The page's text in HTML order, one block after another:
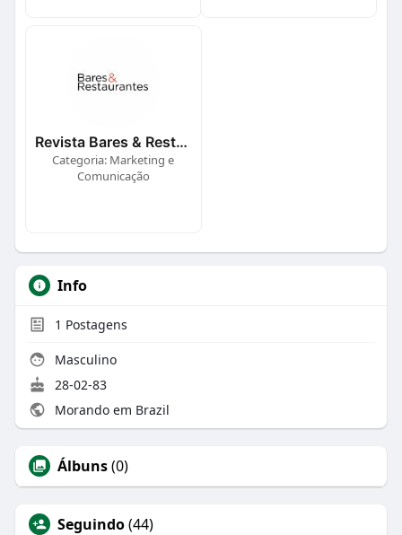
Revista Bares & Restaurantes
Categoria: Marketing e
Comunicação
Info
1 Postagens
Masculino
28-02-83
Morando em Brazil
Álbuns(0)
Seguindo(44)